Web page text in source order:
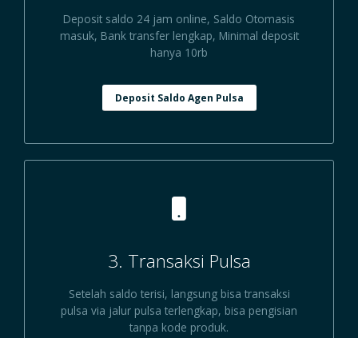
Deposit saldo 24 jam online, Saldo Otomasis
masuk, Bank transfer lengkap, Minimal deposit
hanya 10rb
Deposit Saldo Agen Pulsa
3. Transaksi Pulsa
Setelah saldo terisi, langsung bisa transaksi
pulsa via jalur pulsa terlengkap, bisa pengisian
tanpa kode produk.